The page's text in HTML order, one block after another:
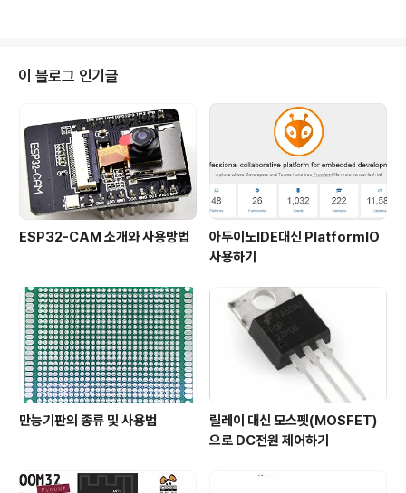
2560 Operating Voltage 5V Input Voltage (reco
mmended) 7-12V Input Voltage (limit) 6-20V Dig
ital I/O Pins 54 (of which 15 provide PWM outpu
t) Analog Input Pins 16 DC ..
이 블로그 인기글
ESP32-CAM 소개와 사용방법
아두이노IDE대신 PlatformIO
사용하기
만능기판의 종류 및 사용법
릴레이 대신 모스펫(MOSFET)
으로 DC전원 제어하기